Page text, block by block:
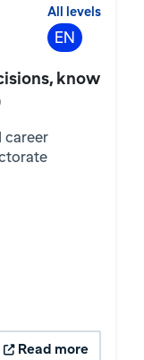
All levels
EN
know
career
Read more